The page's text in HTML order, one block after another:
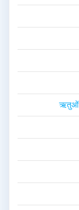
ऋतुओं